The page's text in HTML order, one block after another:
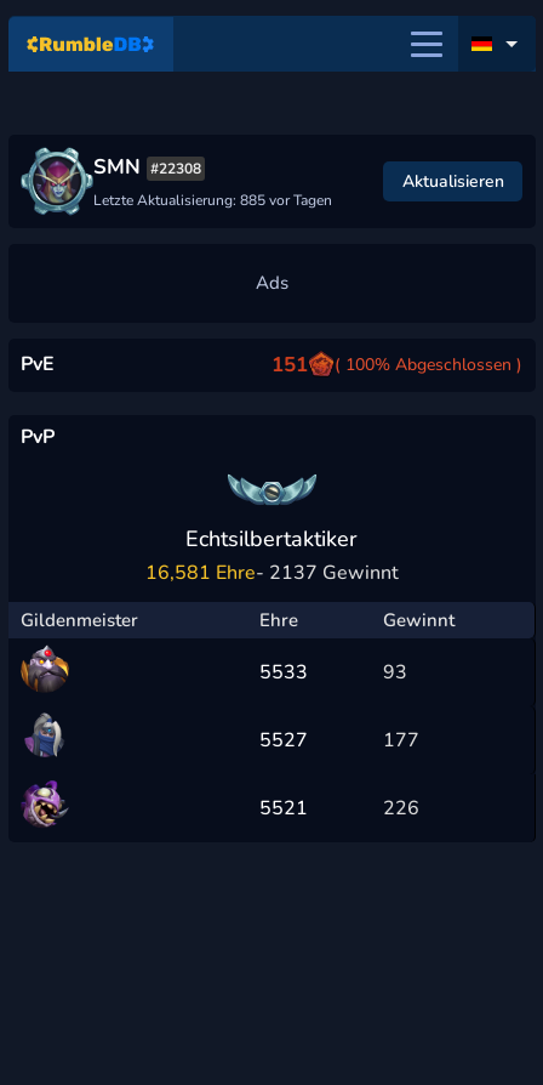
SMN #22308
Letzte Aktualisierung: 885 vor Tagen
Aktualisieren
PvE 151 ( 100% Abgeschlossen )
PvP
Echtsilbertaktiker
16,581 Ehre- 2137 Gewinnt
Gildenmeister Ehre Gewinnt
5533 93
5527 177
5521 226